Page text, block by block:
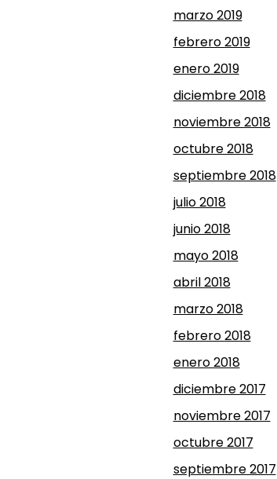
marzo 2019
febrero 2019
enero 2019
diciembre 2018
noviembre 2018
octubre 2018
septiembre 2018
julio 2018
junio 2018
mayo 2018
abril 2018
marzo 2018
febrero 2018
enero 2018
diciembre 2017
noviembre 2017
octubre 2017
septiembre 2017